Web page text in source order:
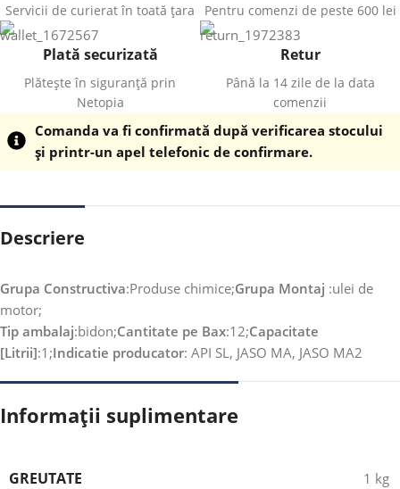
Servicii de curierat în toată țara Pentru comenzi de peste 600 lei
Plată securizată
Plătește în siguranță prin
Netopia
Retur
Până la 14 zile de la data
comenzii
Comanda va fi confirmată după verificarea stocului
și printr-un apel telefonic de confirmare.
Descriere
Grupa Constructiva:Produse chimice;Grupa Montaj :ulei de
motor;
Tip ambalaj:bidon;Cantitate pe Bax:12;Capacitate
[Litrii]:1;Indicatie producator: API SL, JASO MA, JASO MA2
Informații suplimentare
GREUTATE 1 kg